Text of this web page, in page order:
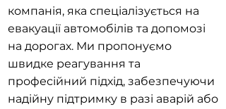
компанія, яка спеціалізується на
евакуації автомобілів та допомозі
на дорогах. Ми пропонуємо
швидке реагування та
професійний підхід, забезпечуючи
надійну підтримку в разі аварій або